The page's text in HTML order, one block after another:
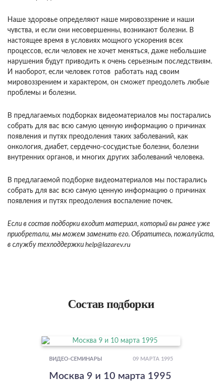
Наше здоровье определяют наше мировоззрение и наши
чувства, и если они несовершенны, возникают болезни. В
настоящее время в условиях мощного ускорения всех
процессов, если человек не хочет меняться, даже небольшие
нарушения будут приводить к очень серьезным последствиям.
И наоборот, если человек готов работать над своим
мировоззрением и характером, он сможет преодолеть любые
проблемы и болезни.
В предлагаемых подборках видеоматериалов мы постарались
собрать для вас всю самую ценную информацию о причинах
появления и путях преодоления таких заболеваний, как
онкология, диабет, сердечно-сосудистые болезни, болезни
внутренних органов, и многих других заболеваний человека.
В предлагаемой подборке видеоматериалов мы постарались
собрать для вас всю самую ценную информацию о причинах
появления и путях преодоления воспаление почек.
Если в состав подборки входит материал, который вы ранее уже
приобретали, мы можем заменить его. Обратитесь, пожалуйста,
в службу техподдержки help@lazarev.ru
Состав подборки
ВИДЕО-СЕМИНАРЫ 09 МАРТА 1995
Москва 9 и 10 марта 1995